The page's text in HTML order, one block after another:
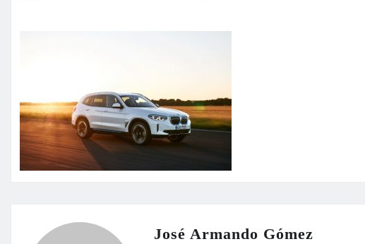
José Armando Gómez